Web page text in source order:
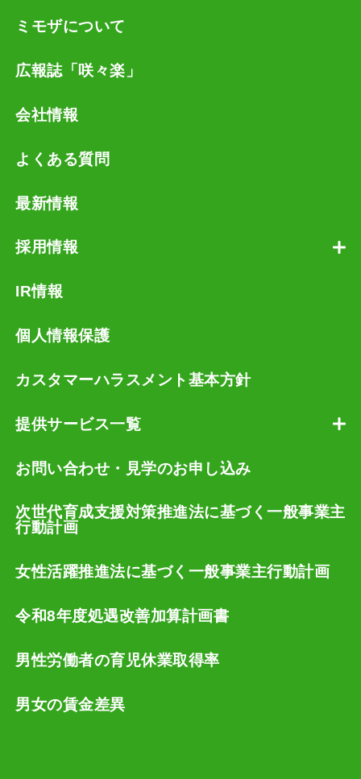
ミモザについて
広報誌「咲々楽」
会社情報
よくある質問
最新情報
採用情報
IR情報
個人情報保護
カスタマーハラスメント基本方針
提供サービス一覧
お問い合わせ・見学のお申し込み
次世代育成支援対策推進法に基づく一般事業主
行動計画
女性活躍推進法に基づく一般事業主行動計画
令和8年度処遇改善加算計画書
男性労働者の育児休業取得率
男女の賃金差異